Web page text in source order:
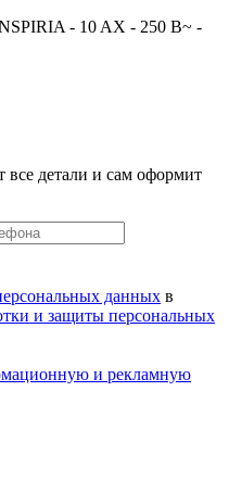
- 10 AX - 250 В~ -
все детали и сам оформит
данных в
и защиты персональных
и рекламную